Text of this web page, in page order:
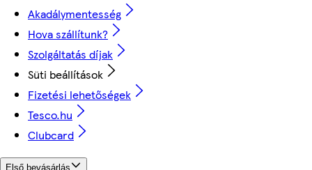
Akadálymentesség
Hova szállítunk?
Szolgáltatás díjak
Süti beállítások
Fizetési lehetőségek
Tesco.hu
Clubcard
Első bevásárlás